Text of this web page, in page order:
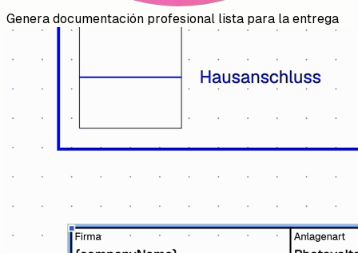
Genera documentación profesional lista para la entrega